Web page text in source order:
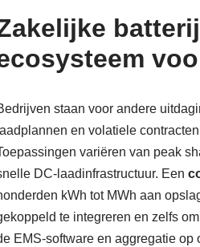
staan voor andere
laadplannen en volatiele
variëren van peak
DC-laadinfrastructuur. Een
kWh tot MWh aan
te integreren en zelfs
EMS-software en aggregatie op